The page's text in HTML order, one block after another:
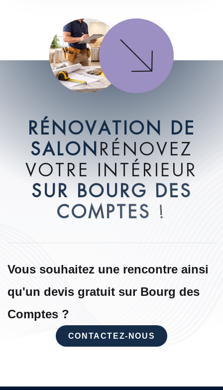
RÉ NOVATION DE
SALON RÉ NOVEZ
VOTRE I NTÉ RIEUR
SUR BOURG DES
COMPTES !
Vous souhaitez une rencontre ainsi
qu'un devis gratuit sur Bourg des
Comptes ?
CONTACTEZ-NOUS